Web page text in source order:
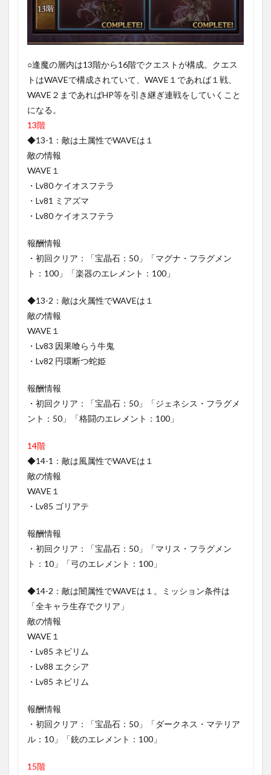
1.4.1.1
1.4.1.2
1.4.2
14階
（14-
1.4.2.1
14-2
1.4.3
15階
15-1
1.4.4
（16-
16-1
2
め
○逢魔の層内は13階から16階でクエストが構成。クエス
トはWAVEで構成されていて、WAVE１であれば１戦、
WAVE２まであればHP等を引き継ぎ連戦をしていくこと
になる。
13階
◆13-1：敵は土属性でWAVEは１
敵の情報
WAVE１
・Lv80 ケイオスフテラ
・Lv81 ミアズマ
・Lv80 ケイオスフテラ
報酬情報
・初回クリア：「宝晶石：50」「マグナ・フラグメン
ト：100」「楽器のエレメント：100」
◆13-2：敵は火属性でWAVEは１
敵の情報
WAVE１
・Lv83 因果喰らう牛鬼
・Lv82 円環断つ蛇姫
報酬情報
・初回クリア：「宝晶石：50」「ジェネシス・フラグメ
ント：50」「格闘のエレメント：100」
14階
◆14-1：敵は風属性でWAVEは１
敵の情報
WAVE１
・Lv85 ゴリアテ
報酬情報
・初回クリア：「宝晶石：50」「マリス・フラグメン
ト：10」「弓のエレメント：100」
◆14-2：敵は闇属性でWAVEは１。ミッション条件は
「全キャラ生存でクリア」
敵の情報
WAVE１
・Lv85 ネピリム
・Lv88 エクシア
・Lv85 ネピリム
報酬情報
・初回クリア：「宝晶石：50」「ダークネス・マテリア
ル：10」「銃のエレメント：100」
15階